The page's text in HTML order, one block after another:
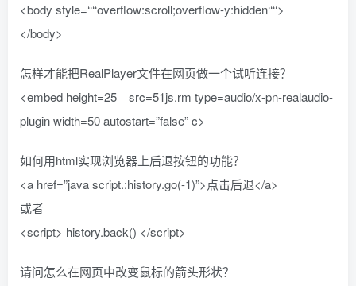
<body style=‘‘‘‘overflow:scroll;overflow-y:hidden‘‘‘‘>
</body>
怎样才能把RealPlayer文件在网页做一个试听连接？
<embed height=25 src=51js.rm type=audio/x-pn-realaudio-
plugin width=50 autostart=”false” c>
如何用html实现浏览器上后退按钮的功能？
<a href=”java script.:history.go(-1)”>点击后退</a>
或者
<script> history.back() </script>
请问怎么在网页中改变鼠标的箭头形状？